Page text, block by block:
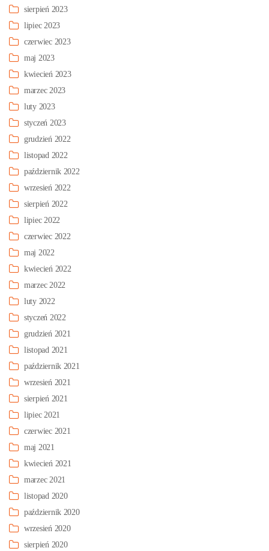
sierpień 2023
lipiec 2023
czerwiec 2023
maj 2023
kwiecień 2023
marzec 2023
luty 2023
styczeń 2023
grudzień 2022
listopad 2022
październik 2022
wrzesień 2022
sierpień 2022
lipiec 2022
czerwiec 2022
maj 2022
kwiecień 2022
marzec 2022
luty 2022
styczeń 2022
grudzień 2021
listopad 2021
październik 2021
wrzesień 2021
sierpień 2021
lipiec 2021
czerwiec 2021
maj 2021
kwiecień 2021
marzec 2021
listopad 2020
październik 2020
wrzesień 2020
sierpień 2020